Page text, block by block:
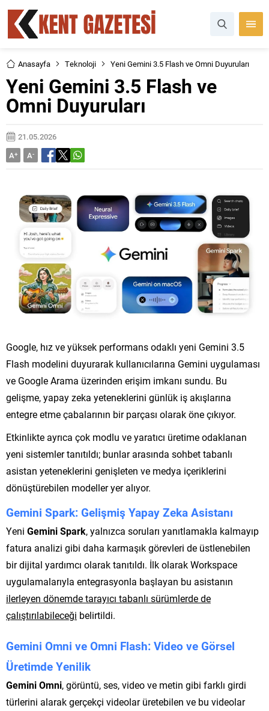
Anasayfa Teknoloji Yeni Gemini 3.5 Flash ve Omni Duyuruları
Yeni Gemini 3.5 Flash ve
Omni Duyuruları
21.05.2026
A+ A-
Google, hız ve yüksek performans odaklı yeni Gemini 3.5
Flash modelini duyurarak kullanıcılarına Gemini uygulaması
ve Google Arama üzerinden erişim imkanı sundu. Bu
gelişme, yapay zeka yeteneklerini günlük iş akışlarına
entegre etme çabalarının bir parçası olarak öne çıkıyor.
Etkinlikte ayrıca çok modlu ve yaratıcı üretime odaklanan
yeni sistemler tanıtıldı; bunlar arasında sohbet tabanlı
asistan yeteneklerini genişleten ve medya içeriklerini
dönüştürebilen modeller yer alıyor.
Gemini Spark: Gelişmiş Yapay Zeka Asistanı
Yeni Gemini Spark, yalnızca soruları yanıtlamakla kalmayıp
fatura analizi gibi daha karmaşık görevleri de üstlenebilen
bir dijital yardımcı olarak tanıtıldı. İlk olarak Workspace
uygulamalarıyla entegrasyonla başlayan bu asistanın
ilerleyen dönemde tarayıcı tabanlı sürümlerde de
çalıştırılabileceği belirtildi.
Gemini Omni ve Omni Flash: Video ve Görsel
Üretimde Yenilik
Gemini Omni, görüntü, ses, video ve metin gibi farklı girdi
türlerini alarak gerçekçi videolar üretebilen ve bu videolar